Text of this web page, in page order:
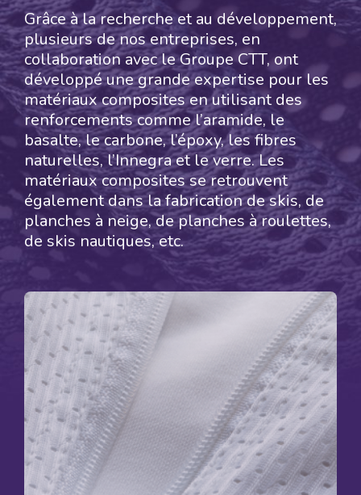
Grâce à la recherche et au développement,
plusieurs de nos entreprises, en
collaboration avec le Groupe CTT, ont
développé une grande expertise pour les
matériaux composites en utilisant des
renforcements comme l’aramide, le
basalte, le carbone, l’époxy, les fibres
naturelles, l’Innegra et le verre. Les
matériaux composites se retrouvent
également dans la fabrication de skis, de
planches à neige, de planches à roulettes,
de skis nautiques, etc.